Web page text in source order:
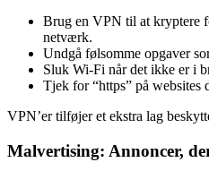
Brug en VPN til at kryptere
netværk.
Undgå følsomme opgaver
Sluk Wi-Fi når det ikke er i
Tjek for “https” på websites
VPN’er tilføjer et ekstra lag
Malvertising: Annoncer,